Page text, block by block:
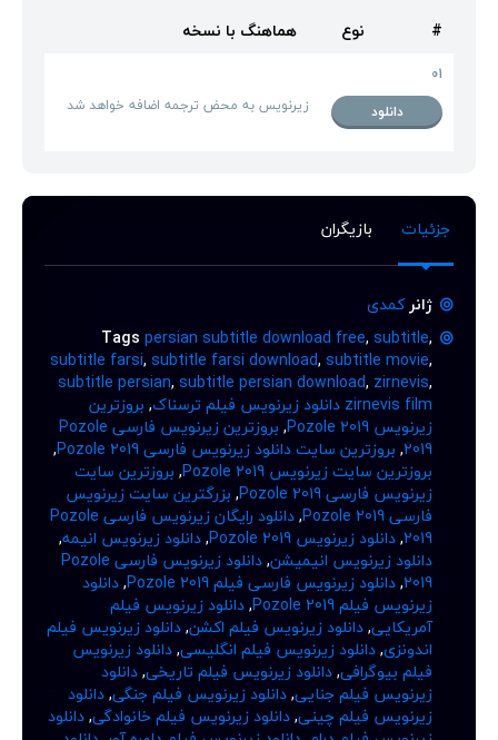
# نوع هماهنگ با نسخه
01
دانلود
زیرنویس به محض ترجمه اضافه خواهد شد
جزئیات بازیگران
ژانرکمدی
Tags persian subtitle download free, subtitle,
subtitle farsi, subtitle farsi download, subtitle movie,
subtitle persian, subtitle persian download, zirnevis,
zirnevis film دانلود زیرنویس فیلم ترسناک
, بروزترین
زیرنویس Pozole 2019
,
بروزترین زیرنویس فارسی Pozole
2019
, بروزترین سایت دانلود زیرنویس فارسی Pozole 2019
,
بروزترین سایت زیرنویس Pozole 2019
, بروزترین سایت
زیرنویس فارسی Pozole 2019
, بزرگترین سایت زیرنویس
فارسی Pozole 2019
,
دانلود رایگان زیرنویس فارسی Pozole
2019
,دانلود زیرنویس Pozole 2019 ,دانلود زیرنویس انیمه,
دانلود زیرنویس انیمیشن,
دانلود زیرنویس فارسی Pozole
2019
,دانلود زیرنویس فارسی فیلم Pozole 2019 ,دانلود
زیرنویس فیلم Pozole 2019
,دانلود زیرنویس فیلم
آمریکایی,دانلود زیرنویس فیلم اکشن,دانلود زیرنویس فیلم
اندونزی,دانلود زیرنویس فیلم انگلیسی,دانلود زیرنویس
فیلم بیوگرافی,دانلود زیرنویس فیلم تاریخی,دانلود
زیرنویس فیلم جنایی,دانلود زیرنویس فیلم جنگی,دانلود
زیرنویس فیلم چینی,دانلود زیرنویس فیلم خانوادگی,دانلود